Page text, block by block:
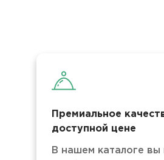
Премиальное
доступной цене
В нашем каталоге вы